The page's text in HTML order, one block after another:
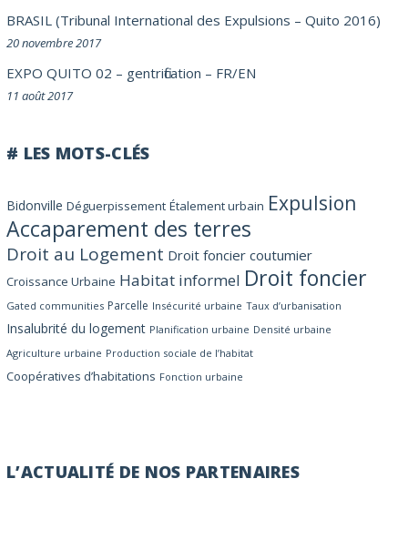
BRASIL (Tribunal International des Expulsions – Quito 2016)
20 novembre 2017
EXPO QUITO 02 – gentrification – FR/EN
11 août 2017
# LES MOTS-CLÉS
Bidonville Déguerpissement Étalement urbain Expulsion
Accaparement des terres
Droit au Logement Droit foncier coutumier
Croissance Urbaine Habitat informel Droit foncier
Gated communities Parcelle Insécurité urbaine Taux d’urbanisation
Insalubrité du logement Planification urbaine Densité urbaine
Agriculture urbaine Production sociale de l’habitat
Coopératives d’habitations Fonction urbaine
L’ACTUALITÉ DE NOS PARTENAIRES